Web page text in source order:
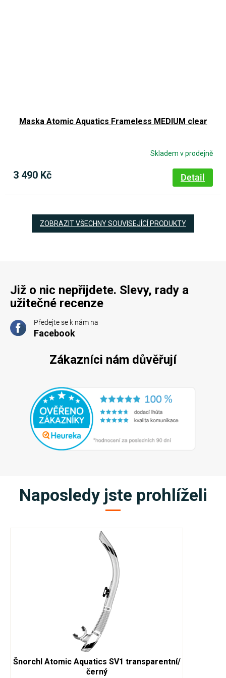
Maska Atomic Aquatics Frameless MEDIUM clear
Skladem v prodejně
3 490 Kč Detail
ZOBRAZIT VŠECHNY SOUVISEJÍCÍ PRODUKTY
Již o nic nepřijdete. Slevy, rady a
užitečné recenze
Předejte se k nám na
Facebook
Zákazníci nám důvěřují
Naposledy jste prohlíželi
Šnorchl Atomic Aquatics SV1 transparentní/
černý